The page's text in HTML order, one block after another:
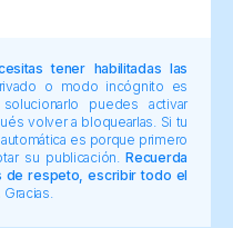
tener habilitadas las
o modo incógnito es
puedes activar
volver a bloquearlas. Si tu
es porque primero
su publicación.Recuerda
de respeto, escribir todo el
Gracias.